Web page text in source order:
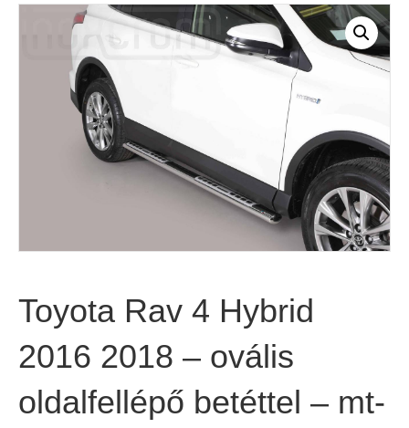
Toyota Rav 4 Hybrid
2016 2018 – ovális
oldalfellépő betéttel – mt-